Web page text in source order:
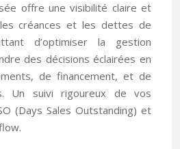
offre une visibilité claire et
créances et les dettes de
d’optimiser la gestion
des décisions éclairées en
de financement, et de
Un suivi rigoureux de vos
(Days Sales Outstanding) et